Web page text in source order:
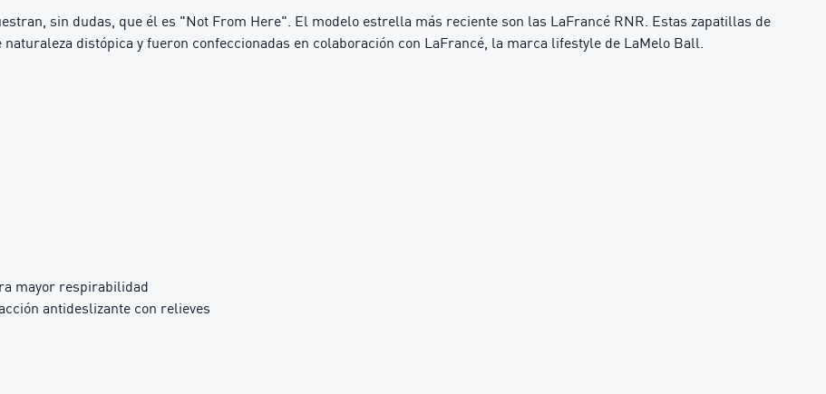
sin dudas, que él es "Not From Here". El modelo estrella más reciente son las LaFrancé RNR. Estas zapatillas de
distópica y fueron confeccionadas en colaboración con LaFrancé, la marca lifestyle de LaMelo Ball.
mayor respirabilidad
antideslizante con relieves